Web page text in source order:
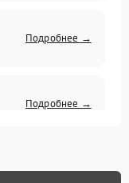
Подробнее →
Подробнее →
Подробнее →